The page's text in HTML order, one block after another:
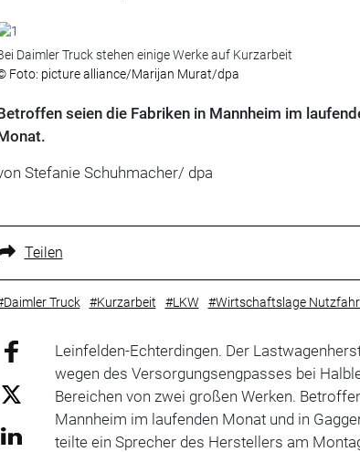
Daimler Truck stehen einige Werke auf Kurzarbeit
Foto: picture alliance/Marijan Murat/dpa
seien die Fabriken in Mannheim im
Stefanie Schuhmacher/ dpa
Teilen
Truck #Kurzarbeit #LKW #Wirtschaftslage
Leinfelden-Echterdingen. Der
wegen des Versorgungsengpasses bei
Bereichen von zwei großen Werken.
Mannheim im laufenden Monat und in
teilte ein Sprecher des Herstellers am